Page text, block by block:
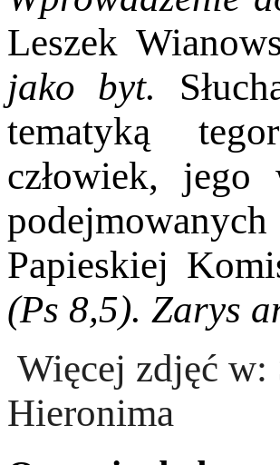
Leszek
jako byt.
tematyką
człowiek,
Papieskiej
(Ps 8,5). Zarys
Więcej zdjęć w:
Hieronima